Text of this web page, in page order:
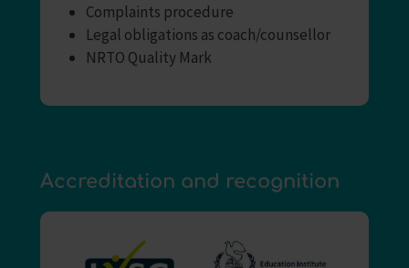
Complaints procedure
Legal obligations as coach/counsellor
NRTO Quality Mark
Accreditation and recognition